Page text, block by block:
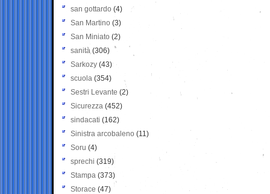
san gottardo (4)
San Martino (3)
San Miniato (2)
sanità (306)
Sarkozy (43)
scuola (354)
Sestri Levante (2)
Sicurezza (452)
sindacati (162)
Sinistra arcobaleno (11)
Soru (4)
sprechi (319)
Stampa (373)
Storace (47)